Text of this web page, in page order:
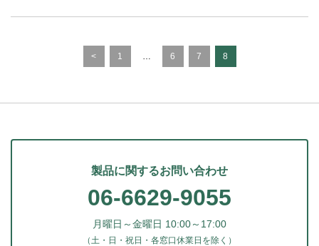
< 1 … 6 7 8
製品に関するお問い合わせ
06-6629-9055
月曜日～金曜日 10:00～17:00
（土・日・祝日・各窓口休業日を除く）